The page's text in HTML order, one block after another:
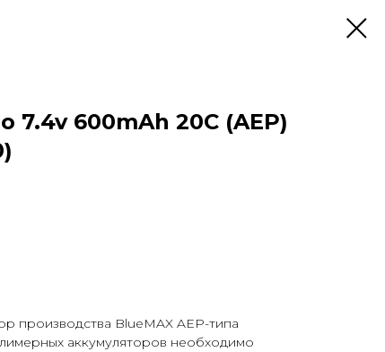
7.4v 600mAh 20С (AEP)
производства BlueMAX AEP-типа
аккумуляторов необходимо